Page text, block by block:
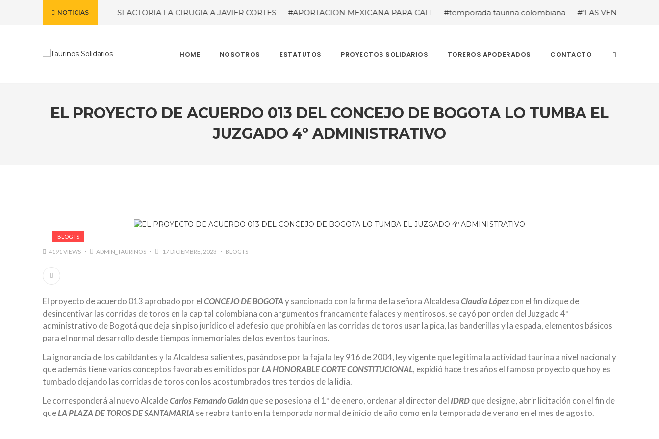
NOTICIAS
EN CASA #SATISFACTORIA LA CIRUGIA A JAVIER CORTES #APORTACION MEXICANA PARA CALI #temporada taurina colombiana #“LAS VENTAS” ROZÓ
HOME NOSOTROS ESTATUTOS PROYECTOS SOLIDARIOS TOREROS APODERADOS CONTACTO
EL PROYECTO DE ACUERDO 013 DEL CONCEJO DE BOGOTA LO TUMBA EL
JUZGADO 4º ADMINISTRATIVO
BLOGTS
4191 VIEWS ADMIN_TAURINOS 17 DICIEMBRE, 2023 BLOGTS
El proyecto de acuerdo 013 aprobado por elCONCEJO DE BOGOTAy sancionado con la firma de la señora AlcaldesaClaudia Lópezcon el fin dizque de
desincentivar las corridas de toros en la capital colombiana con argumentos francamente falaces y mentirosos, se cayó por orden del Juzgado 4º
administrativo de Bogotá que deja sin piso jurídico el adefesio que prohibía en las corridas de toros usar la pica, las banderillas y la espada, elementos básicos
para el normal desarrollo desde tiempos inmemoriales de los eventos taurinos.
La ignorancia de los cabildantes y la Alcaldesa salientes, pasándose por la faja la ley 916 de 2004, ley vigente que legitima la actividad taurina a nivel nacional y
que además tiene varios conceptos favorables emitidos porLA HONORABLE CORTE CONSTITUCIONAL, expidió hace tres años el famoso proyecto que hoy es
tumbado dejando las corridas de toros con los acostumbrados tres tercios de la lidia.
Le corresponderá al nuevo AlcaldeCarlos Fernando Galánque se posesiona el 1º de enero, ordenar al director del IDRDque designe, abrir licitación con el fin de
queLA PLAZA DE TOROS DE SANTAMARIA se reabra tanto en la temporada normal de inicio de año como en la temporada de verano en el mes de agosto.